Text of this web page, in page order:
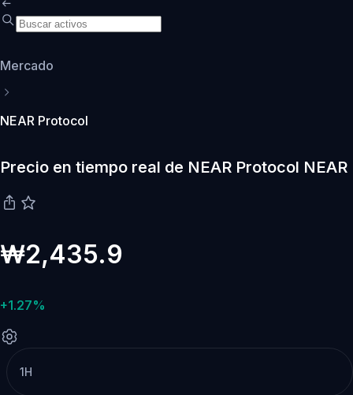
Mercado
NEAR Protocol
Precio en tiempo real de NEAR Protocol NEAR
₩2,435.9
+1.27%
1H